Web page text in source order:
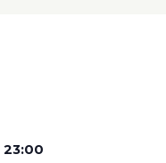
23:00